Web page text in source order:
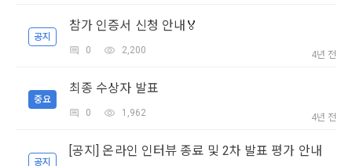
의하고 "회사"와 이용 계약을 체결한 개인을 말한다.
4. “인재회원”이라 함은 “데이콘 인재풀 서비스”를 이용하기 위
용 의뢰 “기업회원”에게 개인정보, 프로젝트, 코드 등을 제공하
는 것에 동의한 “개인회원”을 말한다.
5. “기업회원”이라 함은 “회사”에 대회의 주최를 의뢰하거나, 채
용 의뢰 서비스 등을 이용하기 위해 “회사”와 일정 계약을 한 개
인 또는 법인을 말한다.
개인정보 침해사고가 발생하는 경우, 추가적인 피해를 예방하고
움을 받을 수 있는지 알려 드립니다.
리 및 의무 관계를 규정하여 이용자의 ‘개인정보자기결정권’을
안내 서비스가 제한됩니다.
DACON에서 제공하는 마케팅 정보를 원하지 않을 경우 ‘홈>계
정관리 페이지의 하단 마케팅(대회 진행, 교육 등) 정보 수신 동
또한 향후 마케팅 활용에 새롭게 동의하고자 하는 경우에는 ‘홈>
공지
참가 인증서 신청 안내🏅
0 2,200 4년 전
중요
최종 수상자 발표
0 1,962 4년 전
공지
[공지] 온라인 인터뷰 종료 및 2차 발표 평가 안내